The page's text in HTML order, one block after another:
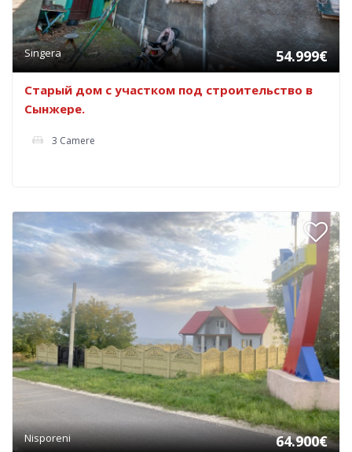
Singera 54.999€
Старый дом с участком под строительство в
Сынжере.
3 Camere
Nisporeni 64.900€